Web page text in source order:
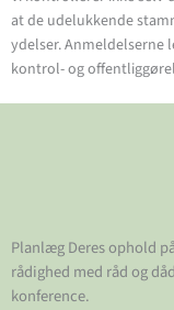
at de udelukkende
ydelser. Anmeldelserne
kontrol- og
Planlæg Deres ophold
rådighed med råd og
konference.